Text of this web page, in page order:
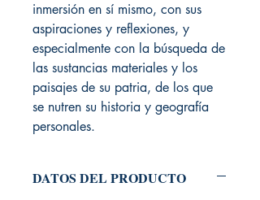
inmersión en sí mismo, con sus
aspiraciones y reflexiones, y
especialmente con la búsqueda de
las sustancias materiales y los
paisajes de su patria, de los que
se nutren su historia y geografía
personales.
DATOS DEL PRODUCTO